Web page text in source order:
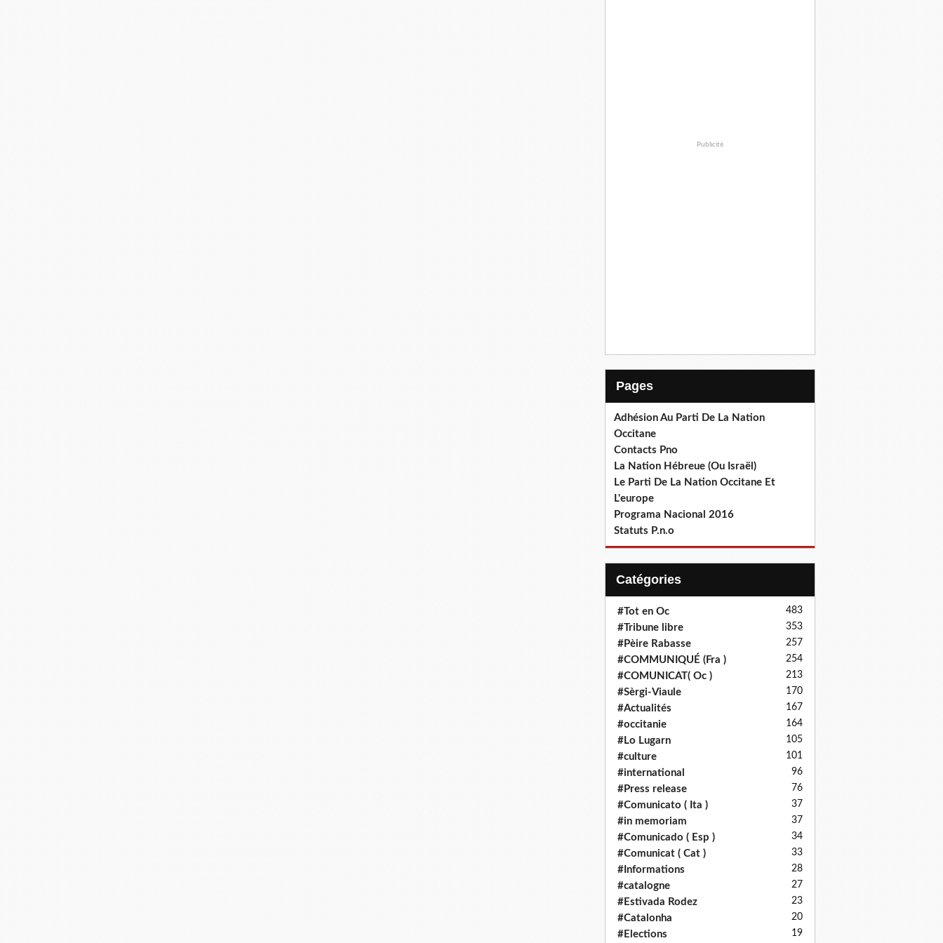
Publicité
Pages
Adhésion Au Parti De La Nation
Occitane
Contacts Pno
La Nation Hébreue (Ou Israël)
Le Parti De La Nation Occitane Et
L'europe
Programa Nacional 2016
Statuts P.n.o
Catégories
#Tot en Oc 483
#Tribune libre 353
#Pèire Rabasse 257
#COMMUNIQUÉ (Fra ) 254
#COMUNICAT( Oc ) 213
#Sèrgi-Viaule 170
#Actualités 167
#occitanie 164
#Lo Lugarn 105
#culture 101
#international 96
#Press release 76
#Comunicato ( Ita ) 37
#in memoriam 37
#Comunicado ( Esp ) 34
#Comunicat ( Cat ) 33
#Informations 28
#catalogne 27
#Estivada Rodez 23
#Catalonha 20
#Elections 19